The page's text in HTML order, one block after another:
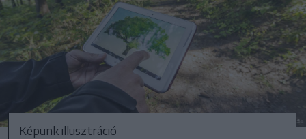
Képünk illusztráció